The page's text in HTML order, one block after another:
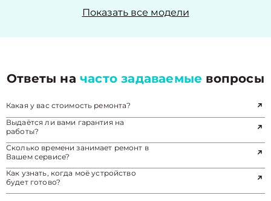
Показать все модели
Ответы начасто задаваемые вопросы
Какая у вас стоимость ремонта?
Выдаётся ли вами гарантия на
работы?
Сколько времени занимает ремонт в
Вашем сервисе?
Как узнать, когда моё устройство
будет готово?